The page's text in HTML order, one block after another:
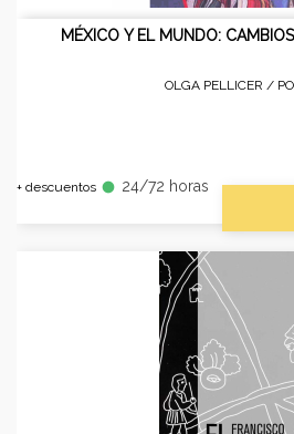
MÉXICO Y EL MUNDO:
OLGA PELLICER /
+ descuentos fiber_manual_record 24/72 horas